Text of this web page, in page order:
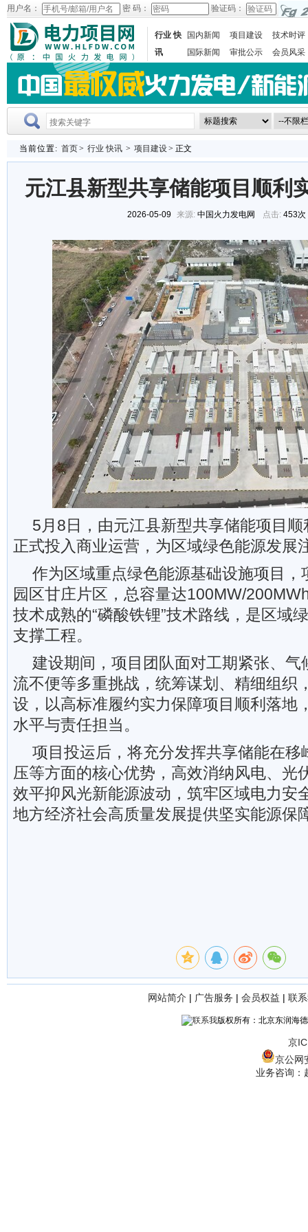
用户名： 密 码： 验证码：
行业 快
讯
国内新闻 项目建设
技术时评
国际新闻
审批公示 会员风采
当前位置: 首页> 行业 快讯 > 项目建设> 正文
元江县新型共享储能项目顺利
2026-05-09 来源: 中国火力发电网 点击: 453次
5月8日，由元江县新型共享储能项目
正式投入商业运营，为区域绿色能源发展
作为区域重点绿色能源基础设施项目，
园区甘庄片区，总容量达100MW/
技术成熟的“磷酸铁锂”技术路线，是区域
支撑工程。
建设期间，项目团队面对工期紧张、气
流不便等多重挑战，统筹谋划、精细组织
设，以高标准履约实力保障项目顺利落地
水平与责任担当。
项目投运后，将充分发挥共享储能在移
压等方面的核心优势，高效消纳风电、光
效平抑风光新能源波动，筑牢区域电力安
地方经济社会高质量发展提供坚实能源保
网站简介 | 广告服务 | 会员权益 | 联
版权所有：北京东润海
京
京公网
业务咨询：